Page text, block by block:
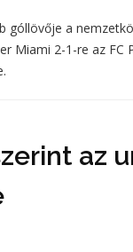
góllövője a
Miami 2-1-re az FC
az